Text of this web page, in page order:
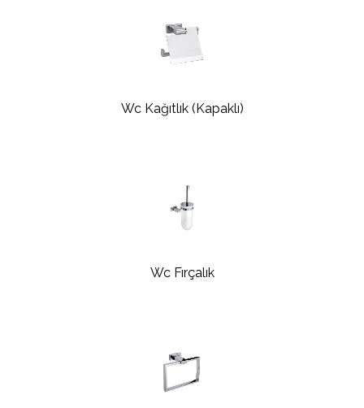
Wc Kağıtlık (Kapaklı)
Wc Fırçalık